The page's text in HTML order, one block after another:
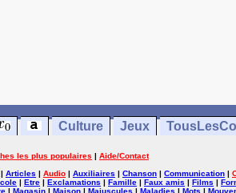
Culture Jeux
les plus populaires | Aide/Contact
Articles | Audio | Auxiliaires | Chanson | Communication |
| Etre | Exclamations | Famille | Faux amis | Films |
| Magasin | Maison | Majuscules | Maladies | Mots |